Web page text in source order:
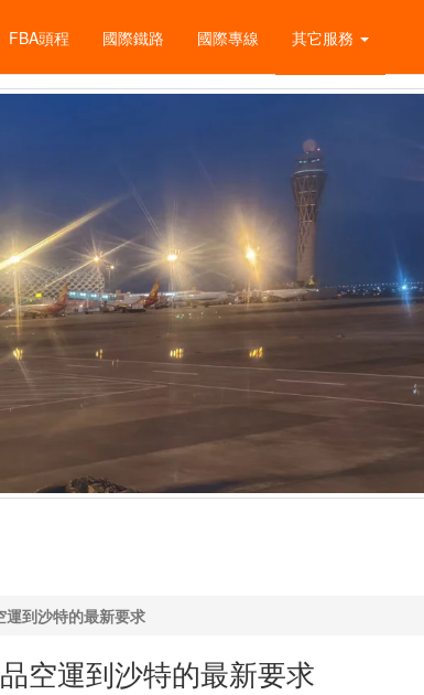
FBA頭程 國際鐵路 國際專線 其它服務
運到沙特的最新要求
空運到沙特的最新要求